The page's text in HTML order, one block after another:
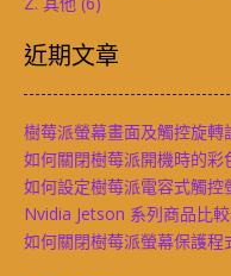
近期文章
樹莓派螢幕畫面及觸控旋轉
如何關閉樹莓派開機時的
如何設定樹莓派電容式觸控
Nvidia Jetson 系列商品比
如何關閉樹莓派螢幕保護程